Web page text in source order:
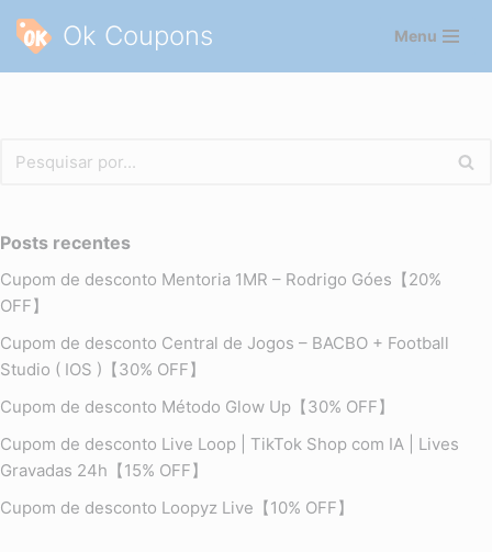
Pular
Ok Coupons Menu
Posts recentes
Cupom de desconto Mentoria 1MR – Rodrigo Góes【20%
OFF】
Cupom de desconto Central de Jogos – BACBO + Football
Studio ( IOS )【30% OFF】
Cupom de desconto Método Glow Up【30% OFF】
Cupom de desconto Live Loop | TikTok Shop com IA | Lives
Gravadas 24h【15% OFF】
Cupom de desconto Loopyz Live【10% OFF】